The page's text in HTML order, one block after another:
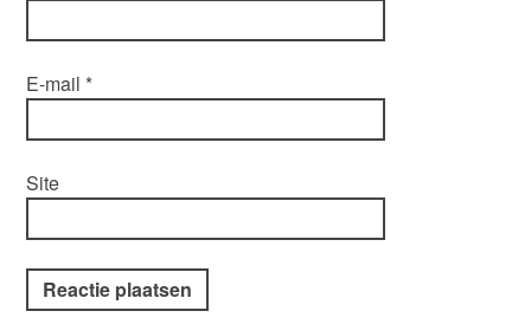
E-mail *
Site